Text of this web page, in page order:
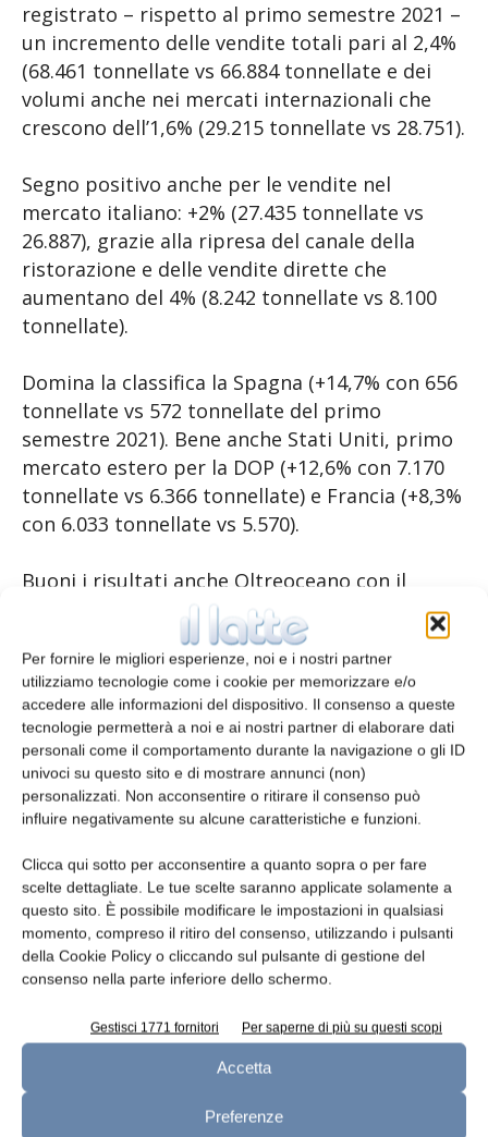
Per fornire le migliori esperienze, noi e i nostri partner
utilizziamo tecnologie come i cookie per memorizzare e/o
accedere alle informazioni del dispositivo. Il consenso a queste
tecnologie permetterà a noi e ai nostri partner di elaborare dati
personali come il comportamento durante la navigazione o gli ID
univoci su questo sito e di mostrare annunci (non)
personalizzati. Non acconsentire o ritirare il consenso può
influire negativamente su alcune caratteristiche e funzioni.
Clicca qui sotto per acconsentire a quanto sopra o per fare
scelte dettagliate. Le tue scelte saranno applicate solamente a
questo sito. È possibile modificare le impostazioni in qualsiasi
momento, compreso il ritiro del consenso, utilizzando i pulsanti
della Cookie Policy o cliccando sul pulsante di gestione del
consenso nella parte inferiore dello schermo.
Gestisci 1771 fornitori Per saperne di più su questi scopi
Accetta
Preferenze
registrato – rispetto al primo semestre 2021 –
un incremento delle vendite totali pari al 2,4%
(68.461 tonnellate vs 66.884 tonnellate e dei
volumi anche nei mercati internazionali che
crescono dell’1,6% (29.215 tonnellate vs 28.751).
Segno positivo anche per le vendite nel
mercato italiano: +2% (27.435 tonnellate vs
26.887), grazie alla ripresa del canale della
ristorazione e delle vendite dirette che
aumentano del 4% (8.242 tonnellate vs 8.100
tonnellate).
Domina la classifica la Spagna (+14,7% con 656
tonnellate vs 572 tonnellate del primo
semestre 2021). Bene anche Stati Uniti, primo
mercato estero per la DOP (+12,6% con 7.170
tonnellate vs 6.366 tonnellate) e Francia (+8,3%
con 6.033 tonnellate vs 5.570).
Buoni i risultati anche Oltreoceano con il
Giappone che cresce del 79,6% (445 tonnellate
vs 248) e l’Australia che segna un +57,9% (290
tonnellate vs 184 tonnellate).
TAGS Parmigiano Reggiano
Articolo precedente
Aggiornamento mercati 13-7-
Articolo successivo